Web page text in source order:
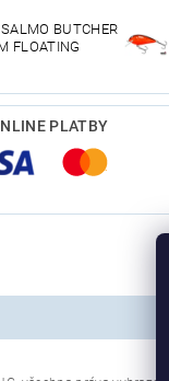
BUTCHER
FLOATING
PLATBY